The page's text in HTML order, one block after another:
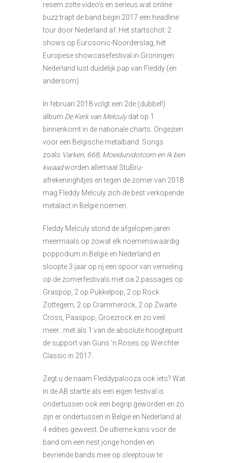
resem zotte video’s en serieus wat online
buzz trapt de band begin 2017 een headline
tour door Nederland af. Het startschot: 2
shows op Eurosonic-Noorderslag, hét
Europese showcasefestival in Groningen.
Nederland lust duidelijk pap van Fleddy (en
andersom).
In februari 2018 volgt een 2de (dubbel!)
album De Kerk van Melculydat op 1
binnenkomt in de nationale charts. Ongezien
voor een Belgische metalband. Songs
zoals Varken, 668, Moeidunidotcom en Ik ben
kwaadworden allemaal StuBru-
afrekeninghitjes en tegen de zomer van 2018
mag Fleddy Melculy zich de best verkopende
metalact in België noemen.
Fleddy Melculy stond de afgelopen jaren
meermaals op zowat elk noemenswaardig
poppodium in België en Nederland en
sloopte 3 jaar op rij een spoor van vernieling
op de zomerfestivals met oa 2 passages op
Graspop, 2 op Pukkelpop, 2 op Rock
Zottegem, 2 op Crammerock, 2 op Zwarte
Cross, Paaspop, Groezrock en zo veel
meer…met als 1 van de absolute hoogtepunt
de support van Guns ’n Roses op Werchter
Classic in 2017.
Zegt u de naam Fleddypalooza ook iets? Wat
in de AB startte als een eigen festival is
ondertussen ook een begrip geworden en zo
zijn er ondertussen in België en Nederland al
4 edities geweest. De ultieme kans voor de
band om een nest jonge honden en
bevriende bands mee op sleeptouw te